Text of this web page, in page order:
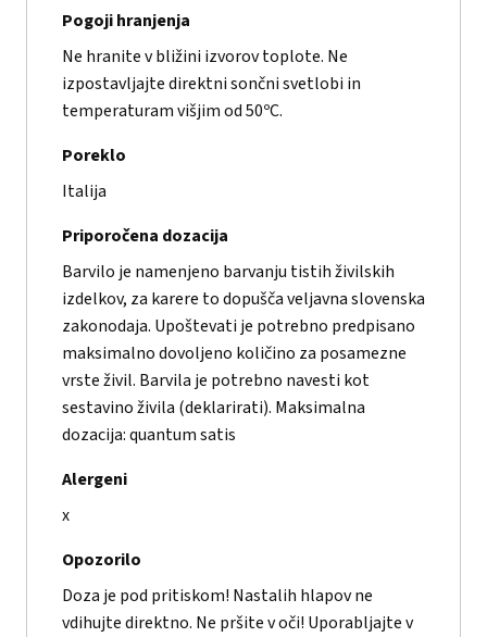
Pogoji hranjenja
Ne hranite v bližini izvorov toplote. Ne
izpostavljajte direktni sončni svetlobi in
temperaturam višjim od 50ºC.
Poreklo
Italija
Priporočena dozacija
Barvilo je namenjeno barvanju tistih živilskih
izdelkov, za karere to dopušča veljavna slovenska
zakonodaja. Upoštevati je potrebno predpisano
maksimalno dovoljeno količino za posamezne
vrste živil. Barvila je potrebno navesti kot
sestavino živila (deklarirati). Maksimalna
dozacija: quantum satis
Alergeni
x
Opozorilo
Doza je pod pritiskom! Nastalih hlapov ne
vdihujte direktno. Ne pršite v oči! Uporabljajte v